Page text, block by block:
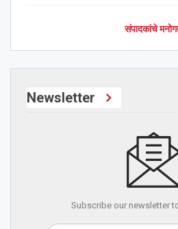
संपादकांचे
Newsletter
Subscribe our newsletter